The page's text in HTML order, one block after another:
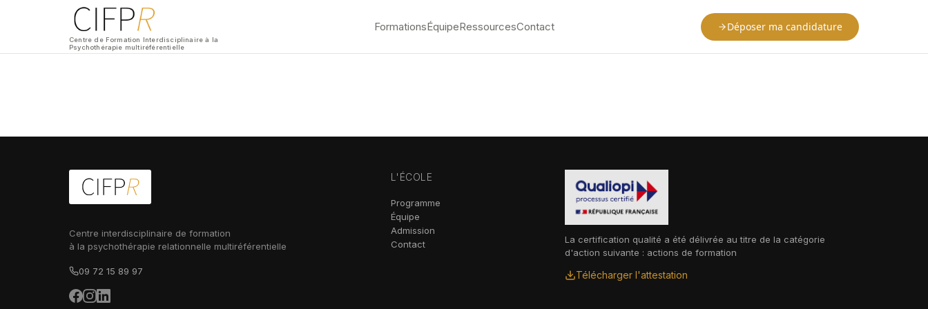
Centre de Formation Interdisciplinaire à la
Psychothérapie multiréférentielle
FormationsÉquipeRessourcesContact Déposer ma candidature
Centre interdisciplinaire de formation
à la psychothérapie relationnelle multiréférentielle
09 72 15 89 97
L'ÉCOLE
Programme
Équipe
Admission
Contact
La certification qualité a été délivrée au titre de la catégorie
d'action suivante : actions de formation
Télécharger l'attestation